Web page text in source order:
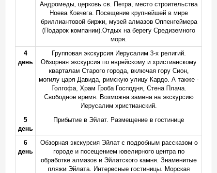
Андромеды, церковь св. Петра, место строительства
Ноева Ковчега. Посещение крупнейшей в мире
бриллиантовой биржи, музей алмазов Оппенгеймера
(Подарок компании).Отдых на берегу Средиземного
моря.
4
день
Групповая экскурсия Иерусалим 3-х религий.
Обзорная экскурсия по еврейскому и христианскому
кварталам Старого города, включая гору Сион,
могилу царя Давида, римскую улицу Кардо. А также -
Голгофа, Храм Гроба Господня, Стена Плача.
Свободное время. Возможна замена на экскурсию
Иерусалим христианский.
5
день
Прибытие в Эйлат. Размещение в гостинице
6
день
Обзорная экскурсия Эйлат с подробным рассказом о
городе и посещением ювелирного центра по
обработке алмазов и Эйлатского камня. Знаменитые
пляжи Эйлата. Интересные гостиницы. Морская